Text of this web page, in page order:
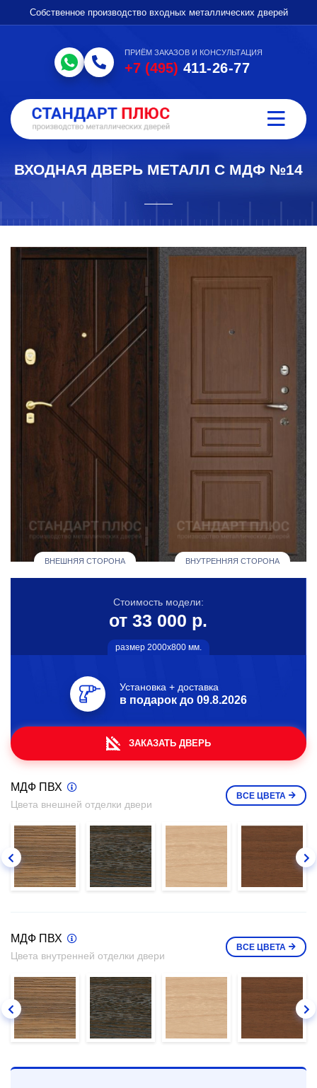
Собственное производство входных металлических дверей
ПРИЁМ ЗАКАЗОВ И КОНСУЛЬТАЦИЯ
+7 (495) 411-26-77
ВХОДНАЯ ДВЕРЬ МЕТАЛЛ С МДФ №14
ВНЕШНЯЯ СТОРОНА ВНУТРЕННЯЯ СТОРОНА
Стоимость модели:
от 33 000 р.
размер 2000х800 мм.
Установка + доставка
в подарок до 09.8.2026
ЗАКАЗАТЬ ДВЕРЬ
МДФ ПВХ
Цвета внешней отделки двери
ВСЕ ЦВЕТА
МДФ ПВХ
Цвета внутренней отделки двери
ВСЕ ЦВЕТА